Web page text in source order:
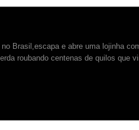
Brasil,escapa e abre uma lojinha
roubando centenas de quilos que